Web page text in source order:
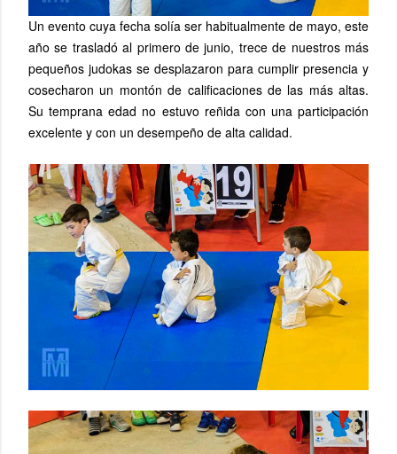
Un evento cuya fecha solía ser habitualmente de mayo, este
año se trasladó al primero de junio, trece de nuestros más
pequeños judokas se desplazaron para cumplir presencia y
cosecharon un montón de calificaciones de las más altas.
Su temprana edad no estuvo reñida con una participación
excelente y con un desempeño de alta calidad.